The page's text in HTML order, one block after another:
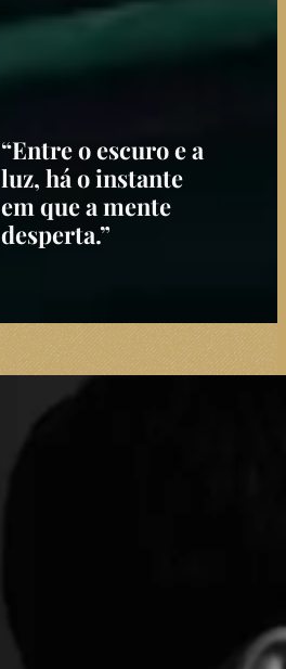
“Entre o escuro e a
luz, há o instante
em que a mente
desperta.”